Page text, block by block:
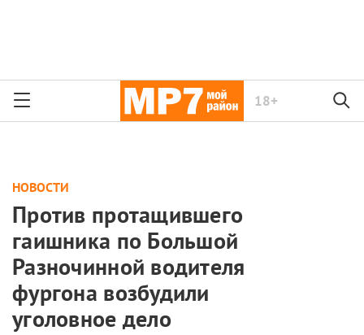
18+
НОВОСТИ
Против протащившего
гаишника по Большой
Разночинной водителя
фургона возбудили
уголовное дело